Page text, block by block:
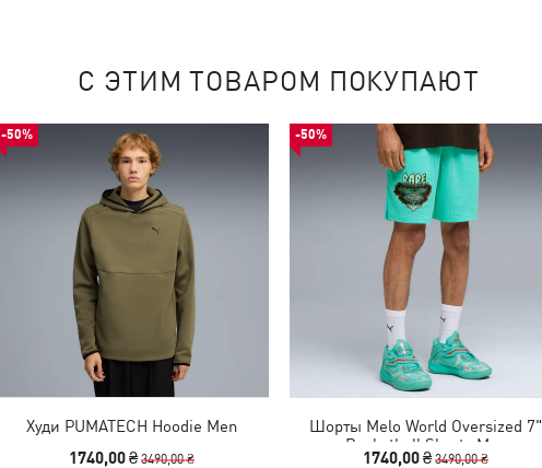
С ЭТИМ ТОВАРОМ ПОКУПАЮТ
-50%
Худи PUMATECH Hoodie Men
1740,00 ₴3490,00 ₴
-50%
Шорты Melo World Oversized 7"
Basketball Shorts Men
1740,00 ₴3490,00 ₴